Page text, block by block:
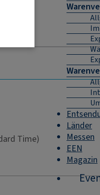
Länder
Messen
EEN
Magazin
Time)